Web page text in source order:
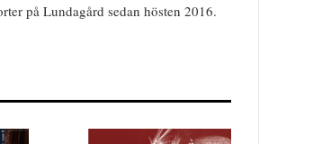
på Lundagård sedan hösten 2016.